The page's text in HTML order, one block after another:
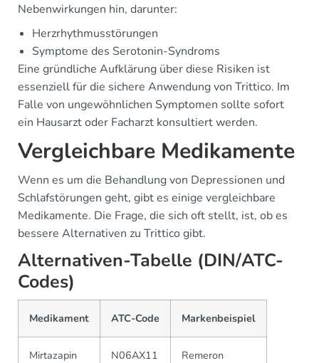
Nebenwirkungen hin, darunter:
Herzrhythmusstörungen
Symptome des Serotonin-Syndroms
Eine gründliche Aufklärung über diese Risiken ist
essenziell für die sichere Anwendung von Trittico. Im
Falle von ungewöhnlichen Symptomen sollte sofort
ein Hausarzt oder Facharzt konsultiert werden.
Vergleichbare Medikamente
Wenn es um die Behandlung von Depressionen und
Schlafstörungen geht, gibt es einige vergleichbare
Medikamente. Die Frage, die sich oft stellt, ist, ob es
bessere Alternativen zu Trittico gibt.
Alternativen-Tabelle (DIN/ATC-
Codes)
Medikament ATC-Code Markenbeispiel
Mirtazapin N06AX11 Remeron